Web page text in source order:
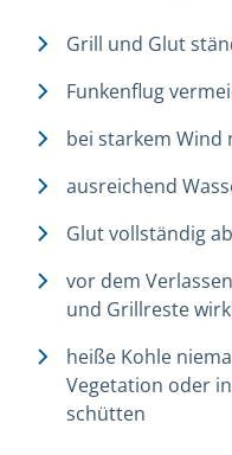
Grill und Glut
Funkenflug
bei starkem
ausreichend
Glut vollständig
vor dem
und Grillreste
heiße Kohle
Vegetation oder
schütten